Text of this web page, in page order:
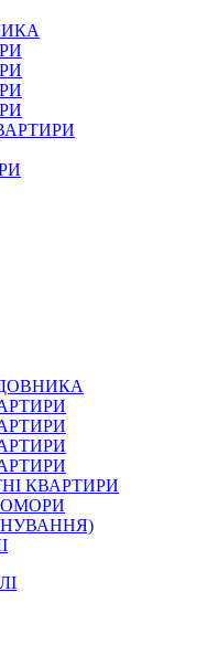
КВАРТИРИ